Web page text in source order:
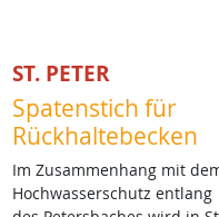
ST. PETER
Spatenstich für
Rückhaltebecken
Im Zusammenhang mit
Hochwasserschutz entlang